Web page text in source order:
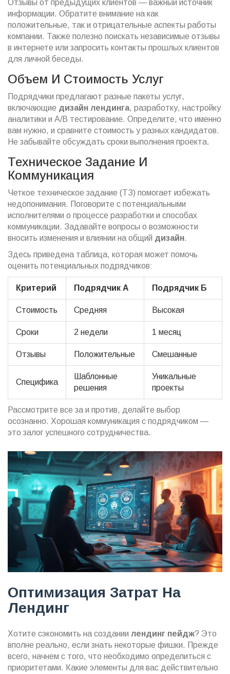
Отзывы от предыдущих клиентов — важный источник
информации. Обратите внимание на как
положительные, так и отрицательные аспекты работы
компании. Также полезно поискать независимые отзывы
в интернете или запросить контакты прошлых клиентов
для личной беседы.
Объем И Стоимость Услуг
Подрядчики предлагают разные пакеты услуг,
включающие дизайн лендинга, разработку, настройку
аналитики и A/B тестирование. Определите, что именно
вам нужно, и сравните стоимость у разных кандидатов.
Не забывайте обсуждать сроки выполнения проекта.
Техническое Задание И
Коммуникация
Четкое техническое задание (ТЗ) помогает избежать
недопонимания. Поговорите с потенциальными
исполнителями о процессе разработки и способах
коммуникации. Задавайте вопросы о возможности
вносить изменения и влиянии на общий дизайн.
Здесь приведена таблица, которая может помочь
оценить потенциальных подрядчиков:
Критерий Подрядчик А Подрядчик Б
Стоимость Средняя Высокая
Сроки 2 недели 1 месяц
Отзывы Положительные Смешанные
Специфика
Шаблонные
решения
Уникальные
проекты
Рассмотрите все за и против, делайте выбор
осознанно. Хорошая коммуникация с подрядчиком —
это залог успешного сотрудничества.
Оптимизация Затрат На
Лендинг
Хотите сэкономить на создании лендинг пейдж? Это
вполне реально, если знать некоторые фишки. Прежде
всего, начнем с того, что необходимо определиться с
приоритетами. Какие элементы для вас действительно